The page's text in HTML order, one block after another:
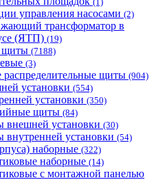
управления насосами (2)
трансформатор в
(ЯТП) (19)
щиты (7188)
(3)
щиты (904)
установки (554)
установки (350)
щиты (84)
установки (30)
установки (54)
наборные (322)
наборные (14)
с монтажной панелью